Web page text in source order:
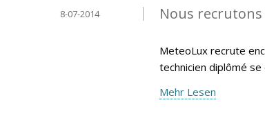
Nous recrutons
8-07-2014
MeteoLux recrute
technicien diplômé
Mehr Lesen